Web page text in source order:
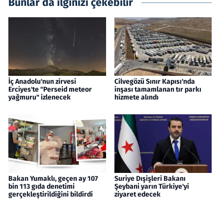
İç Anadolu'nun zirvesi
Erciyes'te "Perseid meteor
yağmuru" izlenecek
Cilvegözü Sınır Kapısı'nda
inşası tamamlanan tır parkı
hizmete alındı
Bakan Yumaklı, geçen ay 107
bin 113 gıda denetimi
gerçekleştirildiğini bildirdi
Suriye Dışişleri Bakanı
Şeybani yarın Türkiye'yi
ziyaret edecek